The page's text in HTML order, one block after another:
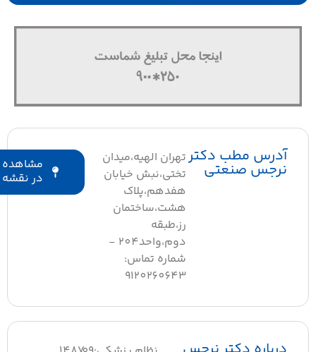
آدرس مطب دکتر
نرجس صنعتی
تهران الهیه،میدان
تختی،نبش خیابان
هفدهم،پلاک
هشت،ساختمان
رز،طبقه
دوم،واحد٢٠٤ -
شماره تماس:
9120260643
مشاهده
در نقشه